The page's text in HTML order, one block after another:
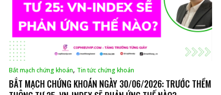
Bắt mạch chứng khoán, Tin tức chứng khoán
BẮT MẠCH CHỨNG KHOÁN NGÀY 30/06/2026: TRƯỚC THỀM